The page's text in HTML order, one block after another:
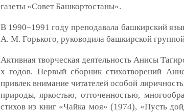
газеты «Совет Башкортостаны».
В 1990–1991 году преподавала башкирский
А. М. Горького, руководила башкирской
Активная творческая деятельность Анисы
х годов. Первый сборник стихотворений
привлек внимание читателей особой
природы, яркостью, отточенностью,
стихов из книг «Чайка моя» (1974), «Пусть